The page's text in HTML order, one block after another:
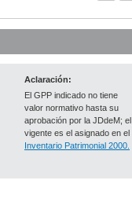
Aclaración:
El GPP indicado no tiene
valor normativo hasta su
aprobación por la JDdeM; el
vigente es el asignado en el
Inventario Patrimonial 2000.